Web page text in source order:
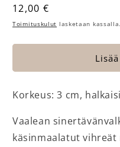
Normaalihinta
12,00 €
Toimituskulut lasketaan kassalla.
Korkeus: 3 cm,
Vaalean
käsinmaalatut